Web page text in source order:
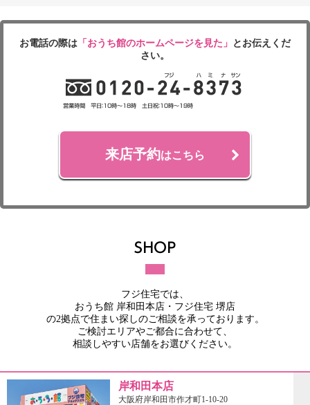
お電話の際は 「おうち館のホームページを見た」 とお伝えくだ
さい。
来店予約はこちら
フジ住宅では、
おうち館 岸和田本店・フジ住宅 堺店
の2拠点で住まい探しのご相談を承っております。
ご検討エリアやご都合に合わせて、
相談しやすい店舗をお選びください。
岸和田本店
大阪府岸和田市作才町1-10-20